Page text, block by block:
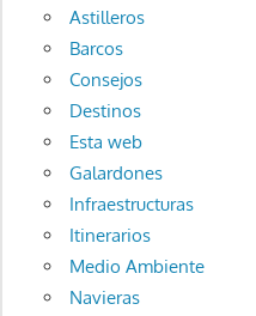
Astilleros
Barcos
Consejos
Destinos
Esta web
Galardones
Infraestructuras
Itinerarios
Medio Ambiente
Navieras